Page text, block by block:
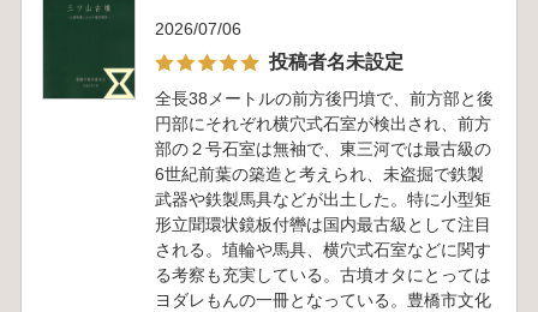
2026/07/06
投稿者名未設定
全長38メートルの前方後円墳で、前方部と後
円部にそれぞれ横穴式石室が検出され、前方
部の２号石室は無袖で、東三河では最古級の
6世紀前葉の築造と考えられ、未盗掘で鉄製
武器や鉄製馬具などが出土した。特に小型矩
形立聞環状鏡板付轡は国内最古級として注目
される。埴輪や馬具、横穴式石室などに関す
る考察も充実している。古墳オタにとっては
ヨダレもんの一冊となっている。豊橋市文化